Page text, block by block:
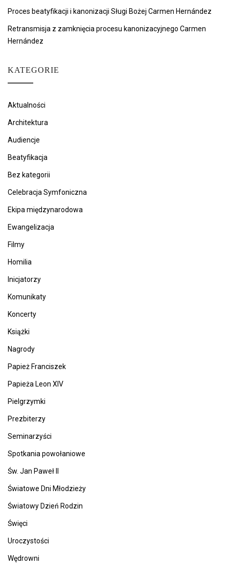
Proces beatyfikacji i kanonizacji Sługi Bożej Carmen Hernández
Retransmisja z zamknięcia procesu kanonizacyjnego Carmen
Hernández
KATEGORIE
Aktualności
Architektura
Audiencje
Beatyfikacja
Bez kategorii
Celebracja Symfoniczna
Ekipa międzynarodowa
Ewangelizacja
Filmy
Homilia
Inicjatorzy
Komunikaty
Koncerty
Książki
Nagrody
Papież Franciszek
Papieża Leon XIV
Pielgrzymki
Prezbiterzy
Seminarzyści
Spotkania powołaniowe
Św. Jan Paweł II
Światowe Dni Młodzieży
Światowy Dzień Rodzin
Święci
Uroczystości
Wędrowni